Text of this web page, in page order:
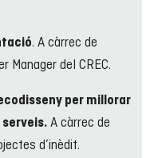
. A càrrec de
Manager del CREC.
per millorar
A càrrec de
d’inèdit.